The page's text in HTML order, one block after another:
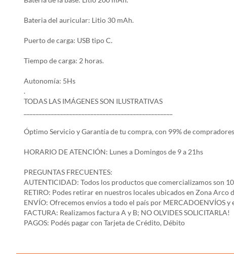
Bateria del auricular: Litio 30 mAh.
Puerto de carga: USB tipo C.
Tiempo de carga: 2 horas.
Autonomía: 5Hs
.
TODAS LAS IMÁGENES SON ILUSTRATIVAS
Óptimo Servicio y Garantía de tu compra, con 99% de
HORARIO DE ATENCIÓN: Lunes a Domingos de 9 a 21hs
PREGUNTAS FRECUENTES:
AUTENTICIDAD: Todos los productos que comercializamos son
RETIRO: Podes retirar en nuestros locales ubicados en Zona
ENVÍO: Ofrecemos envíos a todo el país por MERCADOENVÍOS
FACTURA: Realizamos factura A y B; NO OLVIDES SOLICITARLA!
PAGOS: Podés pagar con Tarjeta de Crédito, Débito